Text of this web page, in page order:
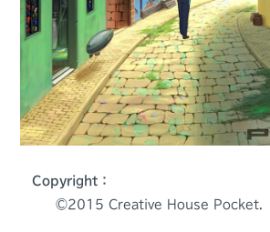
Copyright：
©️2015 Creative House Pocket.